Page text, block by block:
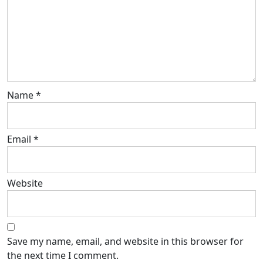
Name*
Email *
Website
Save my name, email, and website in this browser for
the next time I comment.